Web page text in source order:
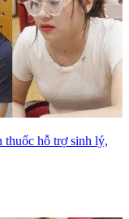
thuốc hỗ trợ sinh lý,